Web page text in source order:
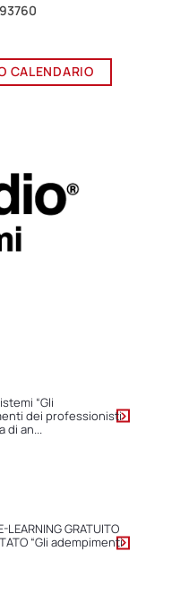
CALENDARIO
“Gli
dei professionisti
di an...
LEARNING GRATUITO
“Gli adempimenti